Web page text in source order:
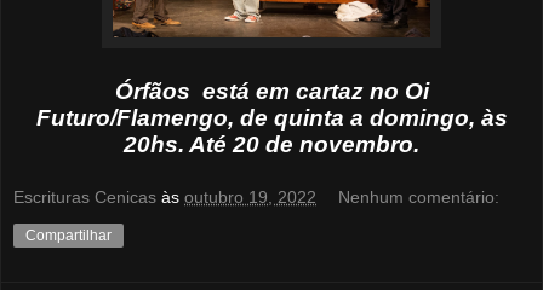
Órfãos está em cartaz no Oi
Futuro/Flamengo, de quinta a domingo, às
20hs. Até 20 de novembro.
Escrituras Cenicas às outubro 19, 2022 Nenhum comentário:
Compartilhar